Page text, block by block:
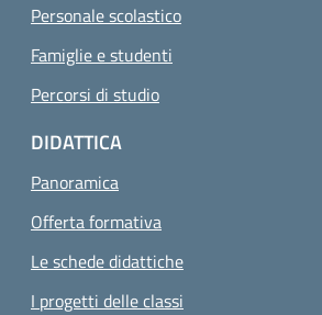
Personale scolastico
Famiglie e studenti
Percorsi di studio
DIDATTICA
Panoramica
Offerta formativa
Le schede didattiche
I progetti delle classi